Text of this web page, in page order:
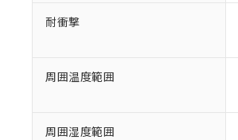
耐衝撃
周囲温度範囲
周囲湿度範囲